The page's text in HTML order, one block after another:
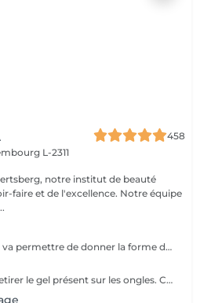
458
L-2311
notre institut de beauté
de l'excellence. Notre équipe
La pose complète en gel va permettre de donner la forme désirée en rallongeant (ou pas) les ongles (préalablement préparés) soit par la technique du chablon (rallongement au gel) soit par les capsules. Ensuite vient la pose du gel qui sera façonné et enfin la pose de la couleur ou de la French.
La dépose de gel sert à retirer le gel présent sur les ongles. Cette prestation comprend uniquement le ponçage du gel et le raccourcissement des ongles.